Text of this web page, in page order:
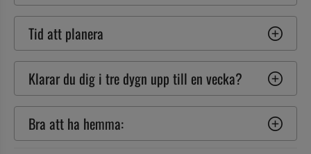
Tid att planera
Klarar du dig i tre dygn upp till en vecka?
Bra att ha hemma: